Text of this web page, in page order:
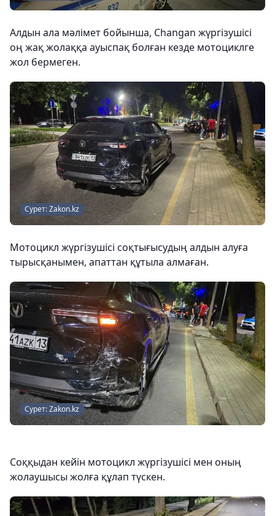
Алдын ала мәлімет бойынша, Changan жүргізушісі
оң жақ жолаққа ауыспақ болған кезде мотоциклге
жол бермеген.
Сурет: Zakon.kz
Мотоцикл жүргізушісі соқтығысудың алдын алуға
тырысқанымен, апаттан құтыла алмаған.
Сурет: Zakon.kz
Соққыдан кейін мотоцикл жүргізушісі мен оның
жолаушысы жолға құлап түскен.